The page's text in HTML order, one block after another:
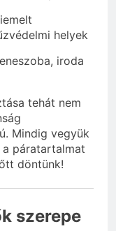
helyek
iroda
tehát nem
Mindig vegyük
páratartalmat
döntünk!
szerepe